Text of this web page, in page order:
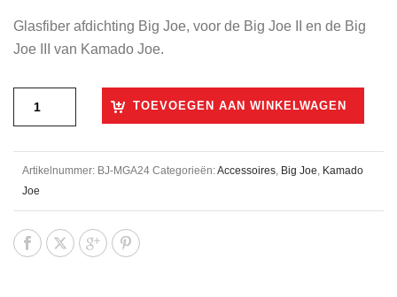
was:
€79,90.
is:
€72,50.
Glasfiber afdichting Big Joe, voor de Big Joe II en de Big
Joe III van Kamado Joe.
TOEVOEGEN AAN WINKELWAGEN
Artikelnummer: BJ-MGA24 Categorieën:Accessoires, Big Joe, Kamado
Joe